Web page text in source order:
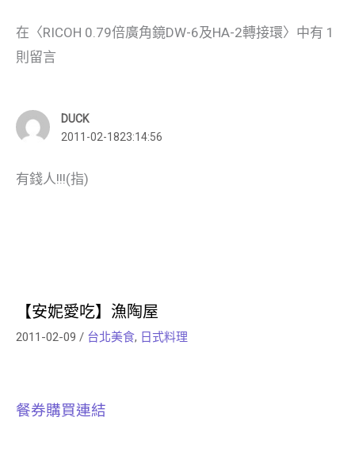
在〈RICOH 0.79倍廣角鏡DW-6及HA-2轉接環〉中有 1
則留言
DUCK
2011-02-1823:14:56
有錢人!!!(指)
【安妮愛吃】漁陶屋
2011-02-09 / 台北美食, 日式料理
餐券購買連結